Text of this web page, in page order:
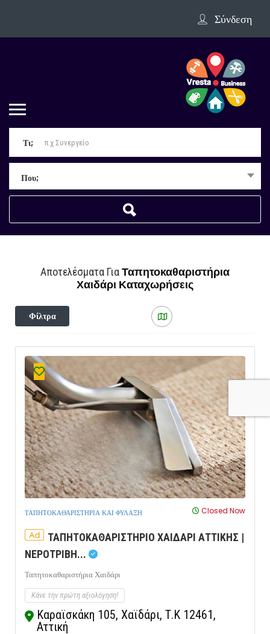
Σύνδεση
Τι;
Που;
Αποτελέσματα ΓιαΤαπητοκαθαριστήρια
Χαιδάρι Καταχωρήσεις
Φίλτρα
ΤΑΠΗΤΟΚΑΘΑΡΙΣΤΗΡΙΑ ΚΑΙ ΦΥΛΑΞΗ Closed Now
Ad
ΤΑΠΗΤΟΚΑΘΑΡΙΣΤΗΡΙΟ ΧΑΙΔΑΡΙ ΑΤΤΙΚΗΣ |
ΝΕΡΟΤΡΙΒΗ...
Ταπητοκαθαριστήρια Χαιδάρι
Κάνε την πρώτη αξιολόγηση!
Καραϊσκάκη 105, Χαϊδάρι, Τ.Κ 12461,
Αττική